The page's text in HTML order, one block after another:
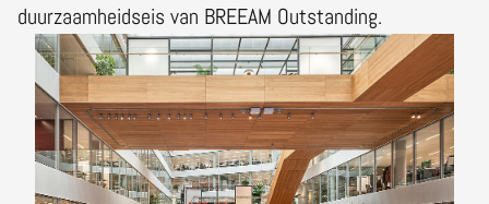
duurzaamheidseis van BREEAM Outstanding.